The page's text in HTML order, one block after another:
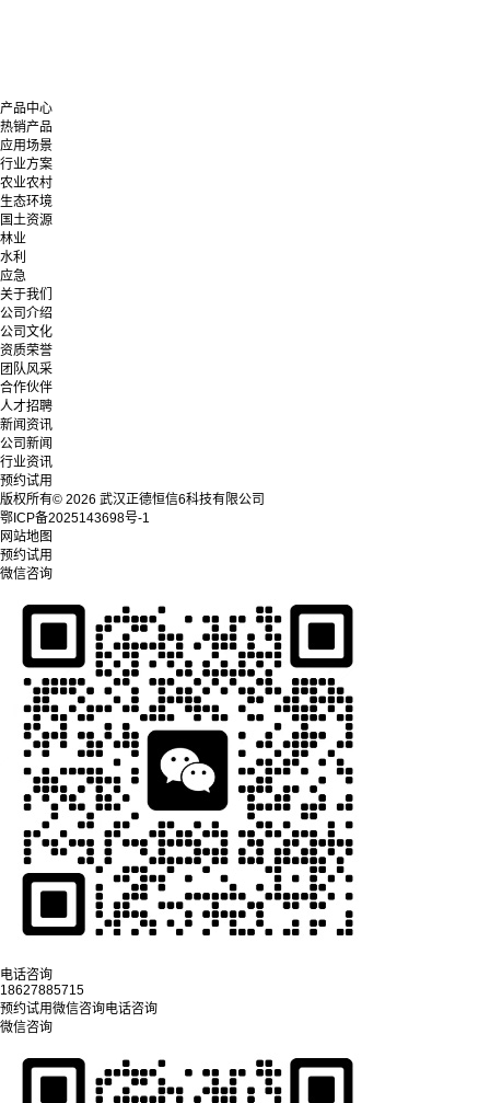
产品中心
热销产品
应用场景
行业方案
农业农村
生态环境
国土资源
林业
水利
应急
关于我们
公司介绍
公司文化
资质荣誉
团队风采
合作伙伴
人才招聘
新闻资讯
公司新闻
行业资讯
预约试用
版权所有© 2026 武汉正德恒信6科技有限公司
鄂ICP备2025143698号-1
网站地图
预约试用
微信咨询
电话咨询
18627885715
预约试用微信咨询电话咨询
微信咨询